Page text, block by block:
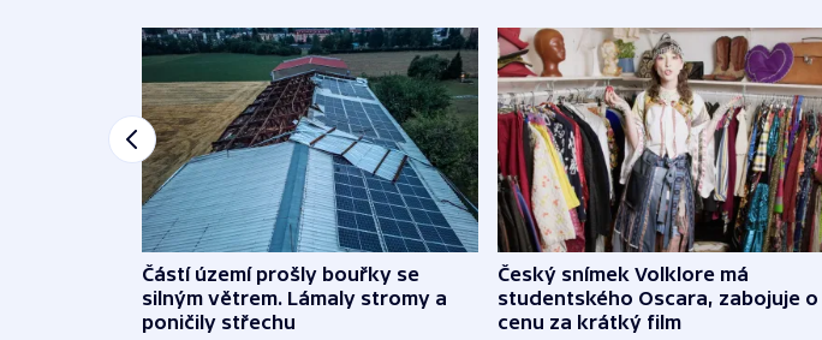
Částí území prošly bouřky se
silným větrem. Lámaly stromy a
poničily střechu
Český snímek Volklore má
studentského Oscara, zabojuje o
cenu za krátký film